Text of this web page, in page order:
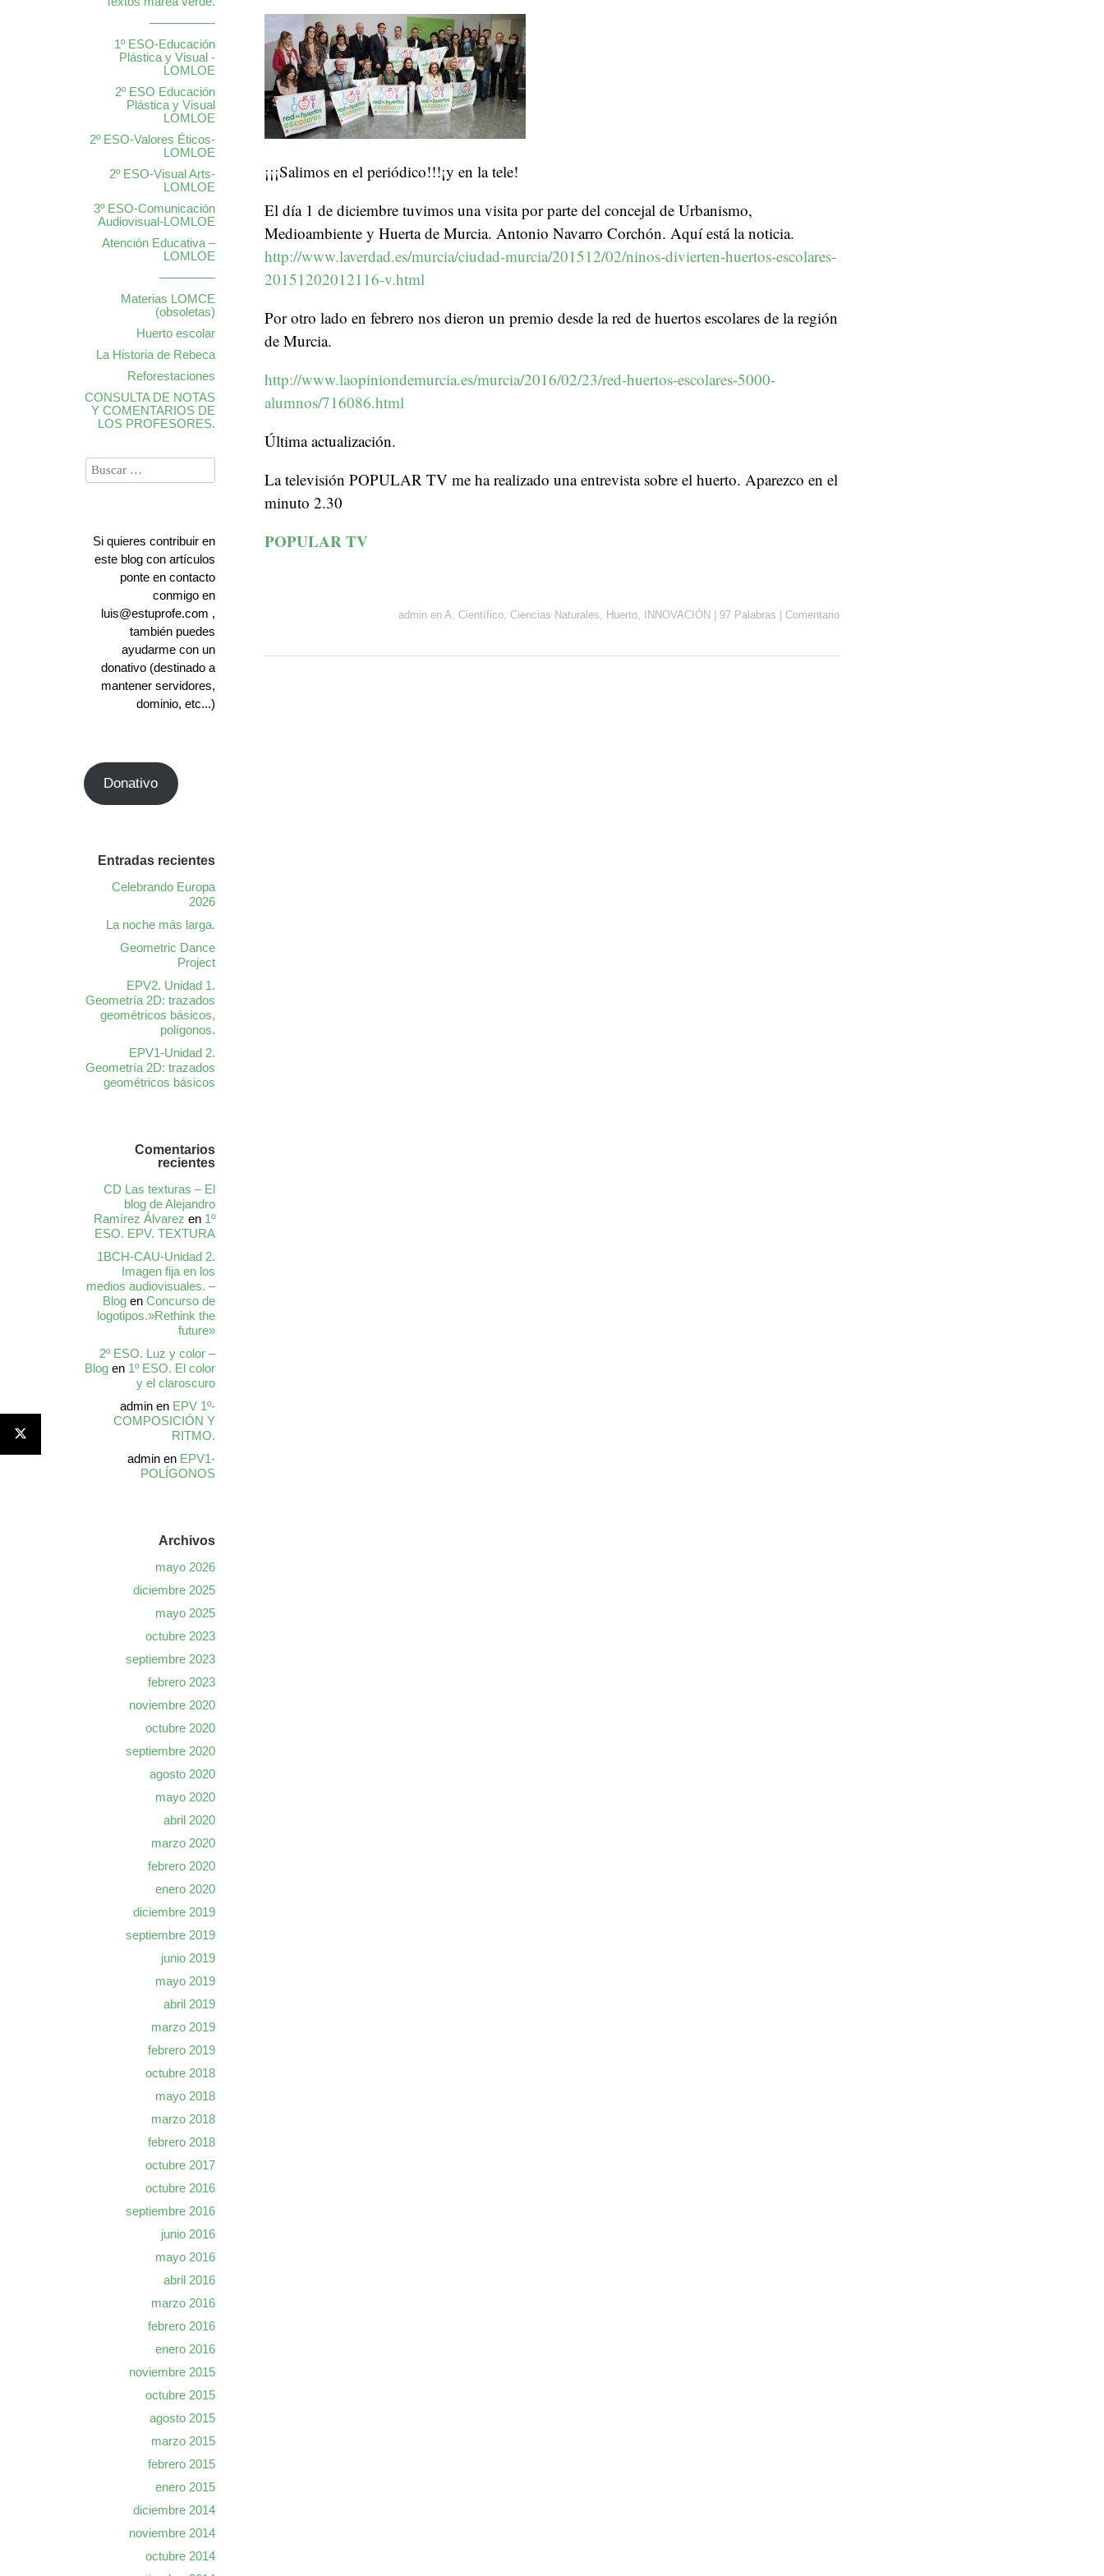
—————-
1º ESO-Educación
Plástica y Visual -
LOMLOE
2º ESO Educación
Plástica y Visual
LOMLOE
2º ESO-Valores Éticos-
LOMLOE
2º ESO-Visual Arts-
LOMLOE
3º ESO-Comunicación
Audiovisual-LOMLOE
Atención Educativa –
LOMLOE
————–
Materias LOMCE
(obsoletas)
Huerto escolar
La Historia de Rebeca
Reforestaciones
CONSULTA DE NOTAS
Y COMENTARIOS DE
LOS PROFESORES.
¡¡¡Salimos en el periódico!!!¡y en la tele!
El día 1 de diciembre tuvimos una visita por parte del concejal de Urbanismo,
Medioambiente y Huerta de Murcia. Antonio Navarro Corchón. Aquí está la noticia.
http://www.laverdad.es/murcia/ciudad-murcia/201512/02/ninos-divierten-huertos-escolares-
20151202012116-v.html
Por otro lado en febrero nos dieron un premio desde la red de huertos escolares de la región
de Murcia.
http://www.laopiniondemurcia.es/murcia/2016/02/23/red-huertos-escolares-5000-
alumnos/716086.html
Última actualización.
La televisión POPULAR TV me ha realizado una entrevista sobre el huerto. Aparezco en el
minuto 2.30
POPULAR TV
admin en A. Científico, Ciencias Naturales, Huerto, INNOVACIÓN 97 Palabras Comentario
Si quieres contribuir en
este blog con artículos
ponte en contacto
conmigo en
luis@estuprofe.com ,
también puedes
ayudarme con un
donativo (destinado a
mantener servidores,
dominio, etc...)
Donativo
Entradas recientes
Celebrando Europa
2026
La noche más larga.
Geometric Dance
Project
EPV2. Unidad 1.
Geometría 2D: trazados
geométricos básicos,
polígonos.
EPV1-Unidad 2.
Geometría 2D: trazados
geométricos básicos
Comentarios
recientes
CD Las texturas – El
blog de Alejandro
Ramírez Álvarez en 1º
ESO. EPV. TEXTURA
1BCH-CAU-Unidad 2.
Imagen fija en los
medios audiovisuales. –
Blog en Concurso de
logotipos.»Rethink the
future»
2º ESO. Luz y color –
Blog en 1º ESO. El color
y el claroscuro
admin en EPV 1º-
COMPOSICIÓN Y
RITMO.
admin en EPV1-
POLÍGONOS
Archivos
mayo 2026
diciembre 2025
mayo 2025
octubre 2023
septiembre 2023
febrero 2023
noviembre 2020
octubre 2020
septiembre 2020
agosto 2020
mayo 2020
abril 2020
marzo 2020
febrero 2020
enero 2020
diciembre 2019
septiembre 2019
junio 2019
mayo 2019
abril 2019
marzo 2019
febrero 2019
octubre 2018
mayo 2018
marzo 2018
febrero 2018
octubre 2017
octubre 2016
septiembre 2016
junio 2016
mayo 2016
abril 2016
marzo 2016
febrero 2016
enero 2016
noviembre 2015
octubre 2015
agosto 2015
marzo 2015
febrero 2015
enero 2015
diciembre 2014
noviembre 2014
octubre 2014